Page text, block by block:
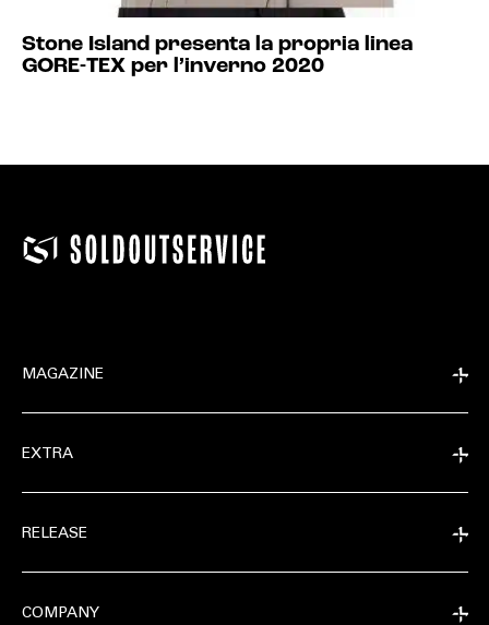
Stone Island presenta la propria linea
GORE-TEX per l’inverno 2020
MAGAZINE
EXTRA
RELEASE
COMPANY